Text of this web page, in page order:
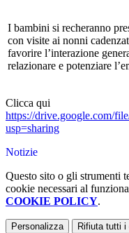
I bambini si recheranno
con visite ai nonni
favorire l’interazione
relazionare e potenziare
Clicca qui
https://drive.google.com/
usp=sharing
Notizie
Questo sito o gli strumenti
cookie necessari al
COOKIE POLICY.
Personalizza Rifiuta tutti i